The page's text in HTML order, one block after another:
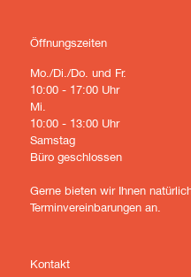
Öffnungszeiten
Mo./Di./Do. und Fr.
10:00 - 17:00 Uhr
Mi.
10:00 - 13:00 Uhr
Samstag
Büro geschlossen
Gerne bieten wir Ihnen
Terminvereinbarungen an.
Kontakt